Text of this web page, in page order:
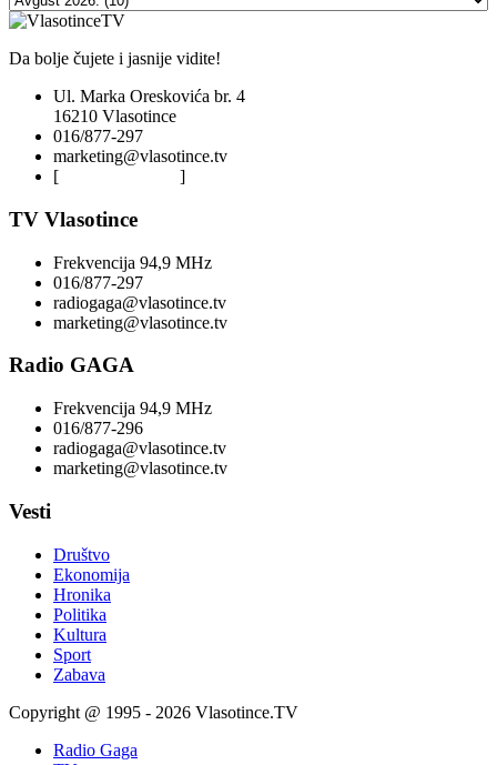
Da bolje čujete i jasnije vidite!
Ul. Marka Oreskovića br. 4
16210 Vlasotince
016/877-297
marketing@vlasotince.tv
[
]
TV Vlasotince
Frekvencija 94,9 MHz
016/877-297
radiogaga@vlasotince.tv
marketing@vlasotince.tv
Radio GAGA
Frekvencija 94,9 MHz
016/877-296
radiogaga@vlasotince.tv
marketing@vlasotince.tv
Vesti
Društvo
Ekonomija
Hronika
Politika
Kultura
Sport
Zabava
Copyright @ 1995 - 2026 Vlasotince.TV
Radio Gaga